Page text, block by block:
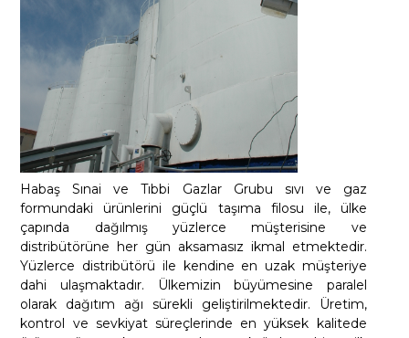
Habaş Sınai ve Tıbbi Gazlar Grubu sıvı ve gaz
formundaki ürünlerini güçlü taşıma filosu ile, ülke
çapında dağılmış yüzlerce müşterisine ve
distribütörüne her gün aksamasız ikmal etmektedir.
Yüzlerce distribütörü ile kendine en uzak müşteriye
dahi ulaşmaktadır. Ülkemizin büyümesine paralel
olarak dağıtım ağı sürekli geliştirilmektedir. Üretim,
kontrol ve sevkiyat süreçlerinde en yüksek kalitede